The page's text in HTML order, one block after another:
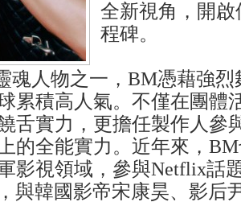
全新視角，開
程碑。
魂人物之一，BM憑藉強
累積高人氣。不僅在團體
舌實力，更擔任製作人參
的全能實力。近年來，
影視領域，參與Netflix話
與韓國影帝宋康昊、影后